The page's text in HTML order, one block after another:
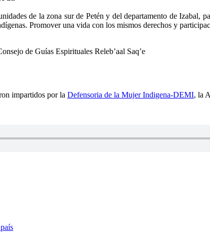
de la zona sur de Petén y del departamento de
Promover una vida con los mismos derechos y
de Guías Espirituales Releb’aal Saq’e
impartidos por la Defensoria de la Mujer Indigena-DEMI, la